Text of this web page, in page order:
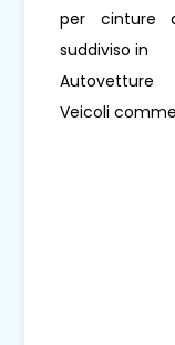
per cinture
suddiviso in
Autovetture
Veicoli